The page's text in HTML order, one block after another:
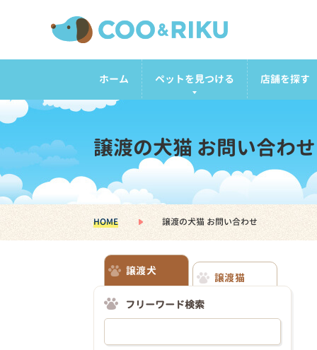
ホーム ペットを見つける 店舗を探す
譲渡の犬猫 お問い合わせ
HOME 譲渡の犬猫 お問い合わせ
譲渡犬
譲渡猫
フリーワード検索